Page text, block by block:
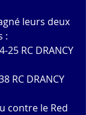
leurs deux
:
25 RC DRANCY
RC DRANCY
contre le Red